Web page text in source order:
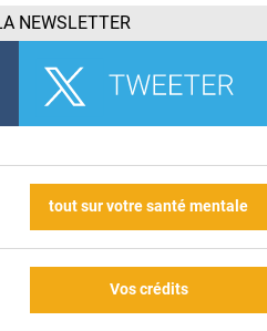
NEWSLETTER
tout sur votre santé mentale
Vos crédits